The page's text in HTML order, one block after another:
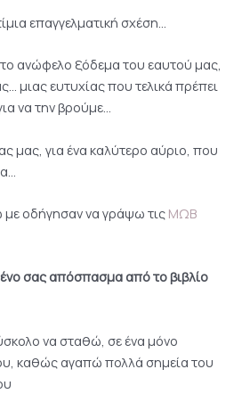
επαγγελματική σχέση…
ανώφελο ξόδεμα του εαυτού μας,
μιας ευτυχίας που τελικά πρέπει
να την βρούμε…
μας, για ένα καλύτερο αύριο, που
οδήγησαν να γράψω τις ΜΩΒ
σας απόσπασμα από το βιβλίο
να σταθώ, σε ένα μόνο
καθώς αγαπώ πολλά σημεία του